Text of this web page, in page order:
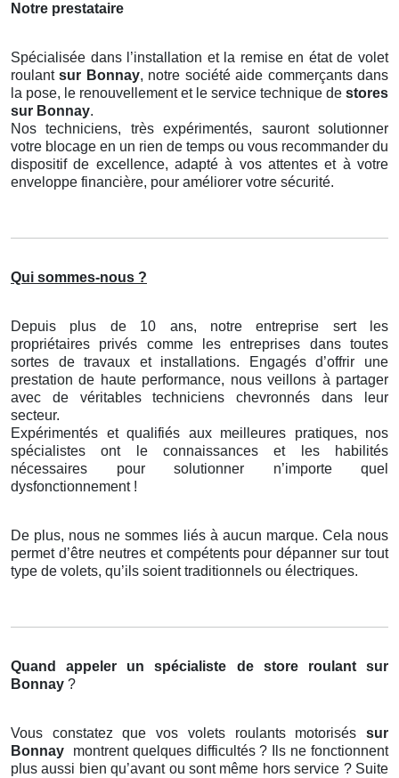
Notre prestataire
Spécialisée dans l’installation et la remise en état de volet
roulantsur Bonnay, notre société aide commerçants dans
la pose, le renouvellement et le service technique de stores
sur Bonnay.
Nos techniciens, très expérimentés, sauront solutionner
votre blocage en un rien de temps ou vous recommander du
dispositif de excellence, adapté à vos attentes et à votre
enveloppe financière, pour améliorer votre sécurité.
Qui sommes-nous ?
Depuis plus de 10 ans, notre entreprise sert les
propriétaires privés comme les entreprises dans toutes
sortes de travaux et installations. Engagés d’offrir une
prestation de haute performance, nous veillons à partager
avec de véritables techniciens chevronnés dans leur
secteur.
Expérimentés et qualifiés aux meilleures pratiques, nos
spécialistes ont le connaissances et les habilités
nécessaires pour solutionner n’importe quel
dysfonctionnement !
De plus, nous ne sommes liés à aucun marque. Cela nous
permet d’être neutres et compétents pour dépanner sur tout
type de volets, qu’ils soient traditionnels ou électriques.
Quand appeler un spécialiste de store roulant
sur
Bonnay ?
Vous constatez que vos volets roulants motorisés sur
Bonnay
montrent quelques difficultés ? Ils ne fonctionnent
plus aussi bien qu’avant ou sont même hors service ? Suite